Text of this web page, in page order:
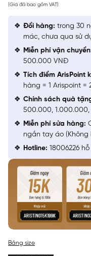
(Giá đã bao gồm VAT)
Bảng size
Đổi hàng: trong 30
mác, chưa qua sử
Miễn phí vận
500.000 VNĐ
Tích điểm ArisPoint
hàng = 1 Arispoint =
Chính sách quà
500.000,
Miễn phí sửa hàng:
ngắn tay áo
Hotline: 18006226